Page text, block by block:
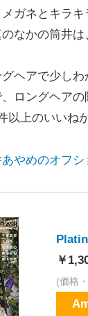
ガネとキラキ
なかの筒井
ヘアで少しわ
ロングヘア
以上のいいね
やめのオフシ
￥
(価格